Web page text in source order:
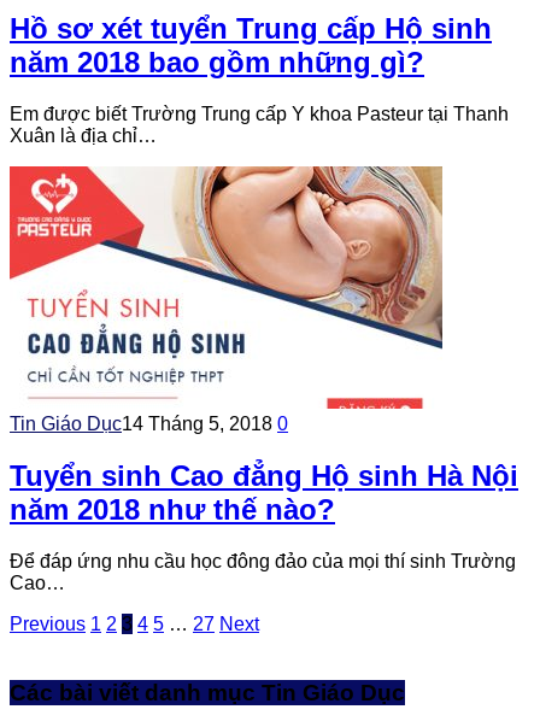
Hồ sơ xét tuyển Trung cấp Hộ sinh
năm 2018 bao gồm những gì?
Em được biết Trường Trung cấp Y khoa Pasteur tại Thanh
Xuân là địa chỉ…
Tin Giáo Dục14 Tháng 5, 2018 0
Tuyển sinh Cao đẳng Hộ sinh Hà Nội
năm 2018 như thế nào?
Để đáp ứng nhu cầu học đông đảo của mọi thí sinh Trường
Cao…
Previous 1 2 3 4 5 … 27 Next
Các bài viết danh mục Tin Giáo Dục